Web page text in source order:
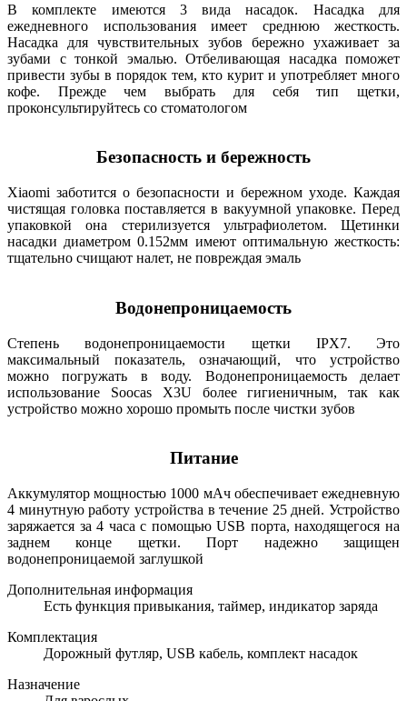
В комплекте имеются 3 вида насадок. Насадка для
ежедневного использования имеет среднюю жесткость.
Насадка для чувствительных зубов бережно ухаживает за
зубами с тонкой эмалью. Отбеливающая насадка поможет
привести зубы в порядок тем, кто курит и употребляет много
кофе. Прежде чем выбрать для себя тип щетки,
проконсультируйтесь со стоматологом
Безопасность и бережность
Xiaomi заботится о безопасности и бережном уходе. Каждая
чистящая головка поставляется в вакуумной упаковке. Перед
упаковкой она стерилизуется ультрафиолетом. Щетинки
насадки диаметром 0.152мм имеют оптимальную жесткость:
тщательно счищают налет, не повреждая эмаль
Водонепроницаемость
Степень водонепроницаемости щетки IPX7. Это
максимальный показатель, означающий, что устройство
можно погружать в воду. Водонепроницаемость делает
использование Soocas X3U более гигиеничным, так как
устройство можно хорошо промыть после чистки зубов
Питание
Аккумулятор мощностью 1000 мАч обеспечивает ежедневную
4 минутную работу устройства в течение 25 дней. Устройство
заряжается за 4 часа с помощью USB порта, находящегося на
заднем конце щетки. Порт надежно защищен
водонепроницаемой заглушкой
Дополнительная информация
Есть функция привыкания, таймер, индикатор заряда
Комплектация
Дорожный футляр, USB кабель, комплект насадок
Назначение